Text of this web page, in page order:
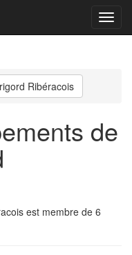
Menu
Ribéracois
de
est membre de 6